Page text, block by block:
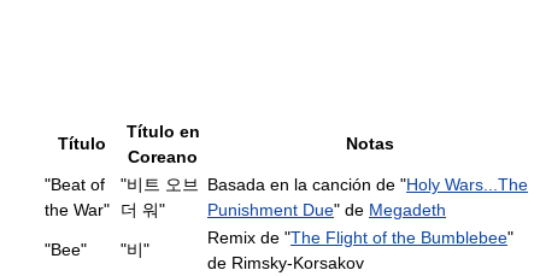
Título
Título en
Coreano
Notas
"Beat of
the War"
"비트 오브
더 워"
Basada en la canción de "Holy Wars...The
Punishment Due" de Megadeth
"Bee" "비"
Remix de "The Flight of the Bumblebee"
de Rimsky-Korsakov